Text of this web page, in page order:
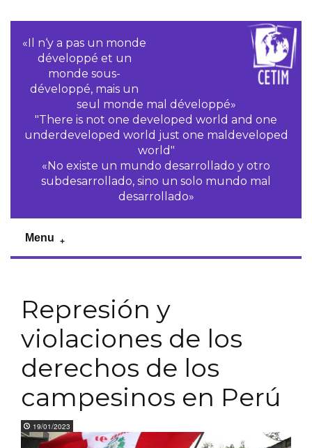
«Il n‘y a pas un monde
développé et un
monde sous-
développé, mais un
seul monde mal développé»
"There is not one developed world and one
underdeveloped world just one maldeveloped
world"
«No existe un mundo desarrollado y otro
subdesarrollado, sino un solo mundo mal
desarrollado»
Menu
Represión y
violaciones de los
derechos de los
campesinos en Perú
19/01/2023